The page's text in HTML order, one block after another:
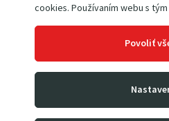
cookies. Používaním webu s
Povoliť